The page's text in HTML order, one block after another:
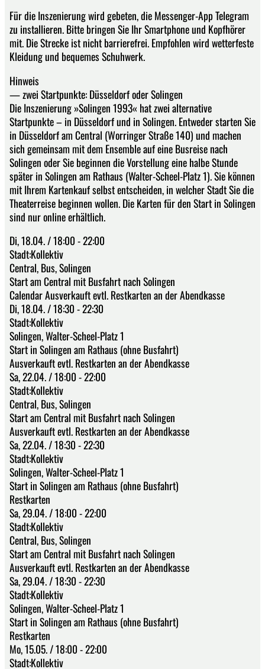
Für die Inszenierung wird gebeten, die Messenger-App Telegram
zu installieren. Bitte bringen Sie Ihr Smartphone und Kopfhörer
mit. Die Strecke ist nicht barrierefrei. Empfohlen wird wetterfeste
Kleidung und bequemes Schuhwerk.
Hinweis
— zwei Startpunkte: Düsseldorf oder Solingen
Die Inszenierung »Solingen 1993« hat zwei alternative
Startpunkte – in Düsseldorf und in Solingen. Entweder starten Sie
in Düsseldorf am Central (Worringer Straße 140) und machen
sich gemeinsam mit dem Ensemble auf eine Busreise nach
Solingen oder Sie beginnen die Vorstellung eine halbe Stunde
später in Solingen am Rathaus (Walter-Scheel-Platz 1). Sie können
mit Ihrem Kartenkauf selbst entscheiden, in welcher Stadt Sie die
Theaterreise beginnen wollen. Die Karten für den Start in Solingen
sind nur online erhältlich.
Di, 18.04. / 18:00 - 22:00
Stadt:Kollektiv
Central, Bus, Solingen
Start am Central mit Busfahrt nach Solingen
Calendar Ausverkauft evtl. Restkarten an der Abendkasse
Di, 18.04. / 18:30 - 22:30
Stadt:Kollektiv
Solingen, Walter-Scheel-Platz 1
Start in Solingen am Rathaus (ohne Busfahrt)
Ausverkauft evtl. Restkarten an der Abendkasse
Sa, 22.04. / 18:00 - 22:00
Stadt:Kollektiv
Central, Bus, Solingen
Start am Central mit Busfahrt nach Solingen
Ausverkauft evtl. Restkarten an der Abendkasse
Sa, 22.04. / 18:30 - 22:30
Stadt:Kollektiv
Solingen, Walter-Scheel-Platz 1
Start in Solingen am Rathaus (ohne Busfahrt)
Restkarten
Sa, 29.04. / 18:00 - 22:00
Stadt:Kollektiv
Central, Bus, Solingen
Start am Central mit Busfahrt nach Solingen
Ausverkauft evtl. Restkarten an der Abendkasse
Sa, 29.04. / 18:30 - 22:30
Stadt:Kollektiv
Solingen, Walter-Scheel-Platz 1
Start in Solingen am Rathaus (ohne Busfahrt)
Restkarten
Mo, 15.05. / 18:00 - 22:00
Stadt:Kollektiv